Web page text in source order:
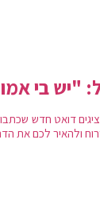
"יש בי
דואט חדש
ולהאיר לכם את